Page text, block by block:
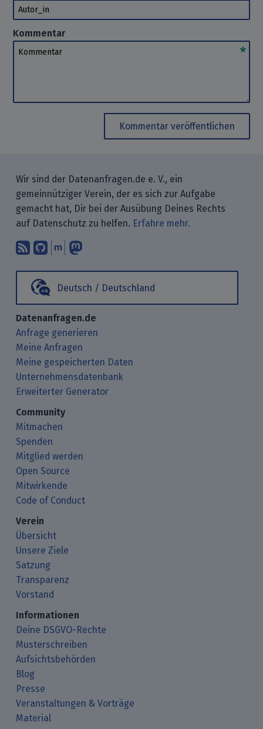
Autor_in
Kommentar
Kommentar
Kommentar veröffentlichen
Wir sind der Datenanfragen.de e. V., ein
gemeinnütziger Verein, der es sich zur Aufgabe
gemacht hat, Dir bei der Ausübung Deines Rechts
auf Datenschutz zu helfen. Erfahre mehr.
Abonniere unsere Blogbeiträge mit
Finde uns bei GitHub.
Unterhalte Dich mit uns über
Deutsch / Deutschland
Datenanfragen.de
Anfrage generieren
Meine Anfragen
Meine gespeicherten Daten
Unternehmensdatenbank
Erweiterter Generator
Community
Mitmachen
Spenden
Mitglied werden
Open Source
Mitwirkende
Code of Conduct
Verein
Übersicht
Unsere Ziele
Satzung
Transparenz
Vorstand
Informationen
Deine DSGVO-Rechte
Musterschreiben
Aufsichtsbehörden
Blog
Presse
Veranstaltungen & Vorträge
Material